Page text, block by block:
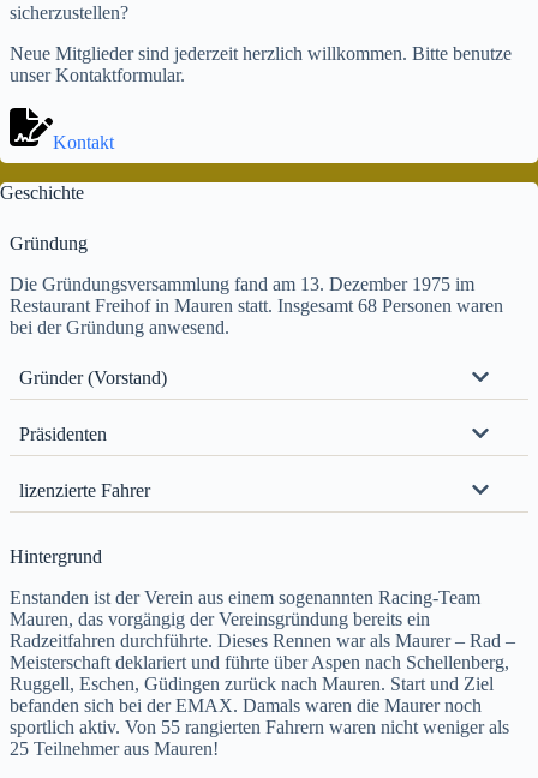
sicherzustellen?
Neue Mitglieder sind jederzeit herzlich willkommen. Bitte benutze
unser Kontaktformular.
Kontakt
Geschichte
Gründung
Die Gründungsversammlung fand am 13. Dezember 1975 im
Restaurant Freihof in Mauren statt. Insgesamt 68 Personen waren
bei der Gründung anwesend.
Gründer (Vorstand)
Präsidenten
lizenzierte Fahrer
Hintergrund
Enstanden ist der Verein aus einem sogenannten Racing-Team
Mauren, das vorgängig der Vereinsgründung bereits ein
Radzeitfahren durchführte. Dieses Rennen war als Maurer – Rad –
Meisterschaft deklariert und führte über Aspen nach Schellenberg,
Ruggell, Eschen, Güdingen zurück nach Mauren. Start und Ziel
befanden sich bei der EMAX. Damals waren die Maurer noch
sportlich aktiv. Von 55 rangierten Fahrern waren nicht weniger als
25 Teilnehmer aus Mauren!